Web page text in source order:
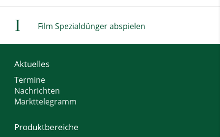
I Film Spezialdünger abspielen
Aktuelles
Termine
Nachrichten
Markttelegramm
Produktbereiche